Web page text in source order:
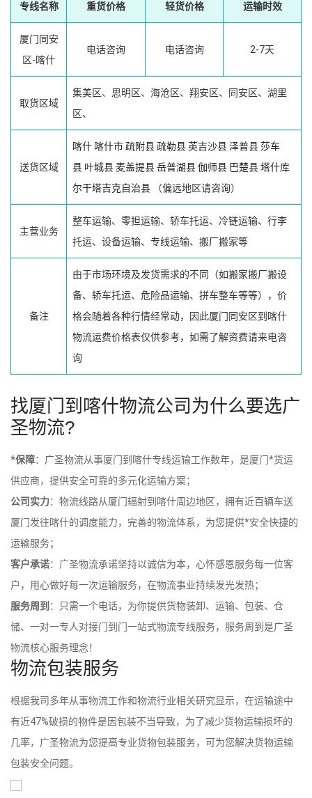
专线名称 重货价格 轻货价格 运输时效
厦门同安
区-喀什
电话咨询 电话咨询 2-7天
取货区域
集美区、思明区、海沧区、翔安区、同安区、湖里
区、
送货区域
喀什 喀什市疏附县疏勒县英吉沙县泽普县莎车
县 叶城县麦盖提县岳普湖县伽师县 巴楚县塔什库
尔干塔吉克自治县 （偏远地区请咨询）
主营业务
整车运输、零担运输、轿车托运、冷链运输、行李
托运、设备运输、专线运输、搬厂搬家等
备注
由于市场环境及发货需求的不同（如搬家搬厂搬设
备、轿车托运、危险品运输、拼车整车等等），价
格会随着各种行情经常动，因此厦门同安区到喀什
物流运费价格表仅供参考，如需了解资费请来电咨
询
找厦门到喀什物流公司为什么要选广
圣物流?
*保障：广圣物流从事厦门到喀什专线运输工作数年，是厦门*货运
供应商，提供安全可靠的多元化运输方案；
公司实力：物流线路从厦门辐射到喀什周边地区，拥有近百辆车送
厦门发往喀什的调度能力，完善的物流体系，为您提供*安全快捷的
运输服务；
客户承诺：广圣物流承诺坚持以诚信为本，心怀感恩服务每一位客
户，用心做好每一次运输服务，在物流事业持续发光发热；
服务周到 ：只需一个电话，为你提供货物装卸、运输、包装、仓
储、一对一专人对接门到门一站式物流专线服务，服务周到是广圣
物流核心服务理念！
物流包装服务
根据我司多年从事物流工作和物流行业相关研究显示，在运输途中
有近47%破损的物件是因包装不当导致，为了减少货物运输损坏的
几率，广圣物流为您提高专业货物包装服务，可为您解决货物运输
包装安全问题。